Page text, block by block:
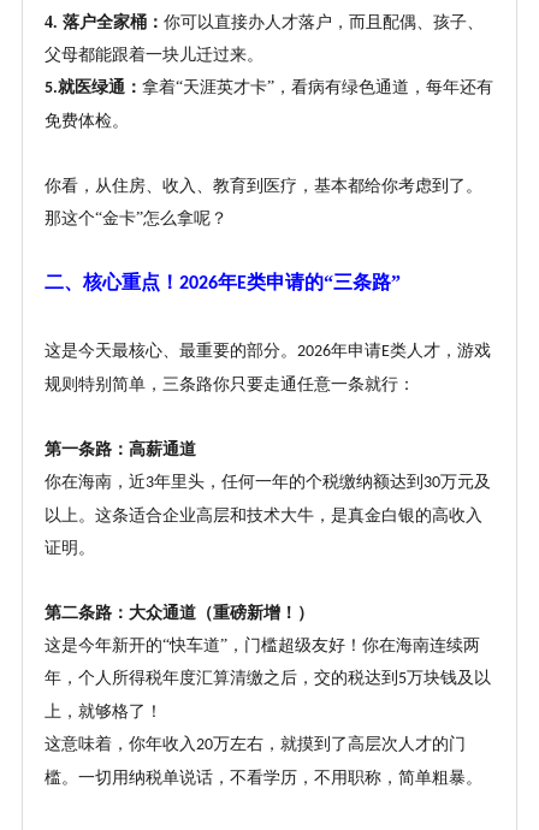
4. 落户全家桶： 你可以直接办人才落户，而且配偶、孩子、
父母都能跟着一块儿迁过来。
5.就医绿通： 拿着“天涯英才卡”，看病有绿色通道，每年还有
免费体检。
你看，从住房、收入、教育到医疗，基本都给你考虑到了。
那这个“金卡”怎么拿呢？
二、核心重点！ 2026年E类申请的“三条路”
这是今天最核心、最重要的部分。 2026年申请E类人才，游戏
规则特别简单，三条路你只要走通任意一条就行：
第一条路：高薪通道
你在海南，近3年里头，任何一年的个税缴纳额达到 30万元及
以上。这条适合企业高层和技术大牛，是真金白银的高收入
证明。
第二条路：大众通道（重磅新增！）
这是今年新开的“快车道”，门槛超级友好！你在海南连续两
年，个人所得税年度汇算清缴之后，交的税达到 5万块钱及以
上，就够格了！
这意味着，你年收入 20万左右，就摸到了高层次人才的门
槛。一切用纳税单说话，不看学历，不用职称，简单粗暴。